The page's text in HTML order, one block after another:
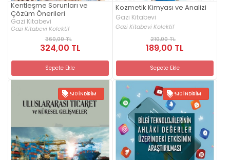
Kentleşme Sorunları ve
Çözüm Önerileri
Gazi Kitabevi
Gazi Kitabevi Kolektif
360,00 TL
324,00 TL
Sepete Ekle
Kozmetik Kimyası ve Analizi
Gazi Kitabevi
Gazi Kitabevi Kolektif
210,00 TL
189,00 TL
Sepete Ekle
%10 İNDIRIM %10 İNDIRIM